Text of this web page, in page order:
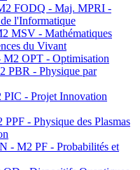
FODQ - Maj. MPRI -
l'Informatique
MSV - Mathématiques
du Vivant
OPT - Optimisation
PBR - Physique par
- Projet Innovation
- Physique des Plasmas
- M2 PF - Probabilités et